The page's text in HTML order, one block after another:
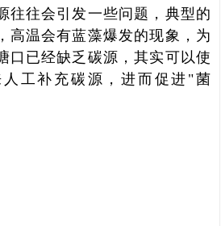
往往会引发一些问题，典型的
高温会有蓝藻爆发的现象，为
口已经缺乏碳源，其实可以使
工补充碳源，进而促进"菌